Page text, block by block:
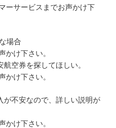
ーサービスまでお声かけ下
場合
かけ下さい。
空券を探してほしい。
かけ下さい。
が不安なので、詳しい説明が
かけ下さい。